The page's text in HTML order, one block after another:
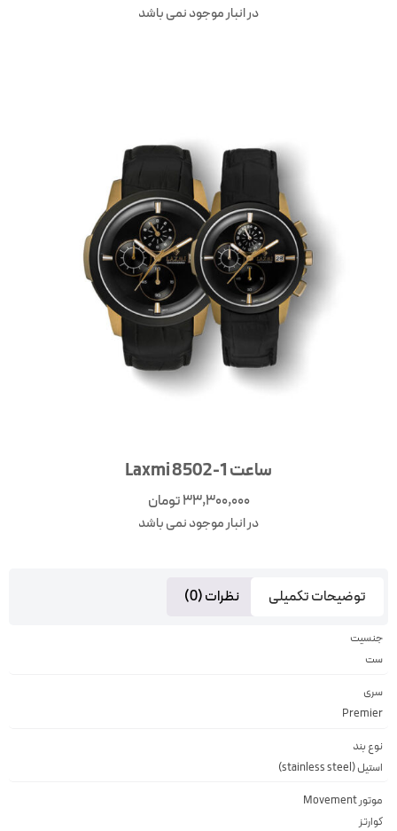
در انبار موجود نمی باشد
ساعت Laxmi 8502-1
33,300,000تومان
در انبار موجود نمی باشد
توضیحات تکمیلی نظرات (0)
جنسیت
ست
سری
Premier
نوع بند
استیل (stainless steel)
موتور Movement
کوارتز